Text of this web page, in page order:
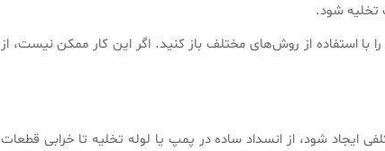
تخلیه شود.
استفاده از روش‌های مختلف باز کنید. اگر این کار ممکن نیست، از
شود، از انسداد ساده در پمپ یا لوله تخلیه تا خرابی قطعات